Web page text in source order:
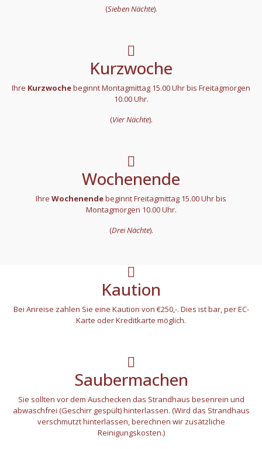
(Sieben Nächte).
Kurzwoche
Ihre Kurzwochebeginnt Montagmittag 15.00 Uhr bis Freitagmorgen
10.00 Uhr.
(Vier Nächte).
Wochenende
Ihre Wochenendebeginnt Freitagmittag 15.00 Uhr bis
Montagmorgen 10.00 Uhr.
(Drei Nächte).
Kaution
Bei Anreise zahlen Sie eine Kaution von €250,-. Dies ist bar, per EC-
Karte oder Kreditkarte möglich.
Saubermachen
Sie sollten vor dem Auschecken das Strandhaus besenrein und
abwaschfrei (Geschirr gespült) hinterlassen. (Wird das Strandhaus
verschmutzt hinterlassen, berechnen wir zusätzliche
Reinigungskosten.)